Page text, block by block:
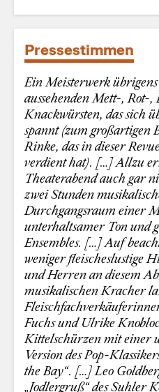
Pressestimmen
Ein Meisterwerk
aussehenden Mett-, Rot-
Knackwürsten, das sich
spannt (zum großartigen
Rinke, das in dieser
verdient hat). […] Allzu
Theaterabend auch gar
zwei Stunden
Durchgangsraum einer
unterhaltsamer Ton und
Ensembles. […] Auf
weniger fleischeslustige
und Herren an diesem
musikalischen Kracher
Fuchs und Ulrike
Kittelschürzen mit einer
Version des Pop-
the Bay“. […] Leo
„Jodlergruß“ des Suhler